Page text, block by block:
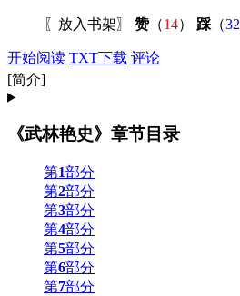
〖 放入书架〗 赞（14） 踩 （32
开始阅读 TXT下载 评论
[简介]
《武林艳史》章节目录
第1部分
第2部分
第3部分
第4部分
第5部分
第6部分
第7部分